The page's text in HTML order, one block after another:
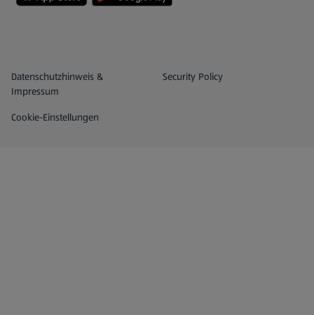
Datenschutz- und Richtlinienmenü
Datenschutzhinweis &
Impressum
Security Policy
(öffnet in einem neuen Tab)
Cookie-Einstellungen